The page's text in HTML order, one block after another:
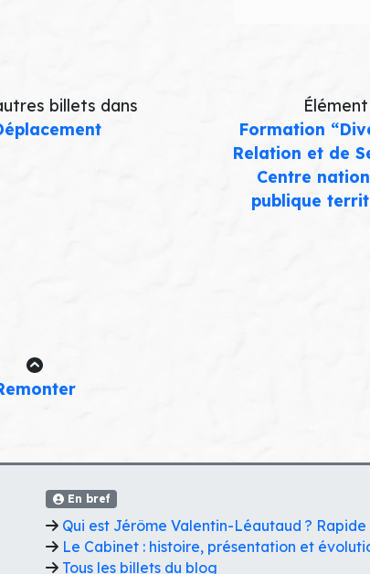
billets dans
Formation
Relation et de
Centre
publique
En bref
Qui est Jérôme Valentin-Léautaud ?
Le Cabinet : histoire, présentation et
Tous les billets du blog